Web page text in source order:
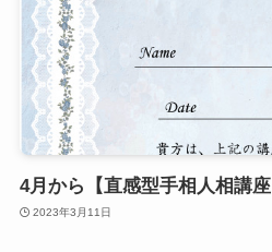
4月から【直感型手相人相講
2023年3月11日